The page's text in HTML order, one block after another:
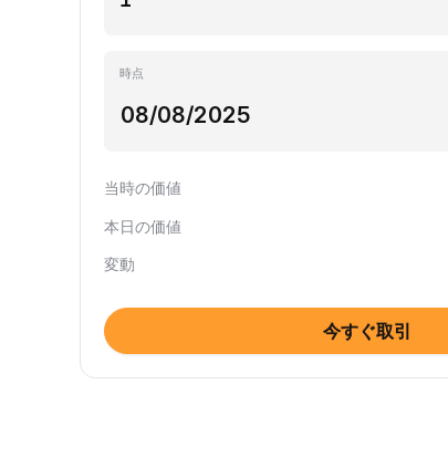
時点
当時の価値
本日の価値
変動
今すぐ取引